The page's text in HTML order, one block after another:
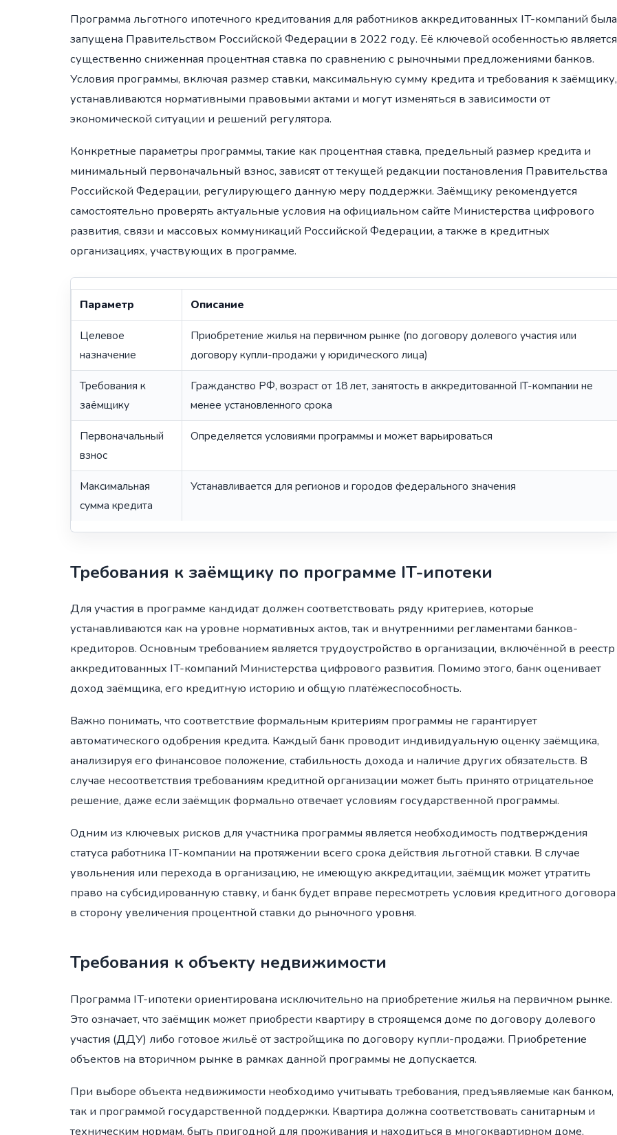
Программа льготного ипотечного кредитования для работников аккредитованных IT-компаний была
запущена Правительством Российской Федерации в 2022 году. Её ключевой особенностью является
существенно сниженная процентная ставка по сравнению с рыночными предложениями банков.
Условия программы, включая размер ставки, максимальную сумму кредита и требования к заёмщику,
устанавливаются нормативными правовыми актами и могут изменяться в зависимости от
экономической ситуации и решений регулятора.
Конкретные параметры программы, такие как процентная ставка, предельный размер кредита и
минимальный первоначальный взнос, зависят от текущей редакции постановления Правительства
Российской Федерации, регулирующего данную меру поддержки. Заёмщику рекомендуется
самостоятельно проверять актуальные условия на официальном сайте Министерства цифрового
развития, связи и массовых коммуникаций Российской Федерации, а также в кредитных
организациях, участвующих в программе.
Параметр Описание
Целевое
назначение
Приобретение жилья на первичном рынке (по договору долевого участия или
договору купли-продажи у юридического лица)
Требования к
заёмщику
Гражданство РФ, возраст от 18 лет, занятость в аккредитованной IT-компании не
менее установленного срока
Первоначальный
взнос
Определяется условиями программы и может варьироваться
Максимальная
сумма кредита
Устанавливается для регионов и городов федерального значения
Требования к заёмщику по программе IT-ипотеки
Для участия в программе кандидат должен соответствовать ряду критериев, которые
устанавливаются как на уровне нормативных актов, так и внутренними регламентами банков-
кредиторов. Основным требованием является трудоустройство в организации, включённой в реестр
аккредитованных IT-компаний Министерства цифрового развития. Помимо этого, банк оценивает
доход заёмщика, его кредитную историю и общую платёжеспособность.
Важно понимать, что соответствие формальным критериям программы не гарантирует
автоматического одобрения кредита. Каждый банк проводит индивидуальную оценку заёмщика,
анализируя его финансовое положение, стабильность дохода и наличие других обязательств. В
случае несоответствия требованиям кредитной организации может быть принято отрицательное
решение, даже если заёмщик формально отвечает условиям государственной программы.
Одним из ключевых рисков для участника программы является необходимость подтверждения
статуса работника IT-компании на протяжении всего срока действия льготной ставки. В случае
увольнения или перехода в организацию, не имеющую аккредитации, заёмщик может утратить
право на субсидированную ставку, и банк будет вправе пересмотреть условия кредитного договора
в сторону увеличения процентной ставки до рыночного уровня.
Требования к объекту недвижимости
Программа IT-ипотеки ориентирована исключительно на приобретение жилья на первичном рынке.
Это означает, что заёмщик может приобрести квартиру в строящемся доме по договору долевого
участия (ДДУ) либо готовое жильё от застройщика по договору купли-продажи. Приобретение
объектов на вторичном рынке в рамках данной программы не допускается.
При выборе объекта недвижимости необходимо учитывать требования, предъявляемые как банком,
так и программой государственной поддержки. Квартира должна соответствовать санитарным и
техническим нормам, быть пригодной для проживания и находиться в многоквартирном доме,